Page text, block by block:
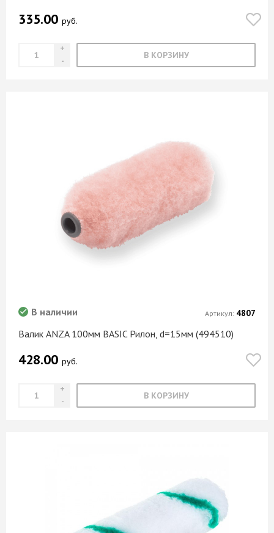
335.00 руб.
В КОРЗИНУ
Валик ANZA 100мм BASIC Рилон, d=15мм (494510)
В наличии
428.00 руб.
В КОРЗИНУ
Артикул: 4807